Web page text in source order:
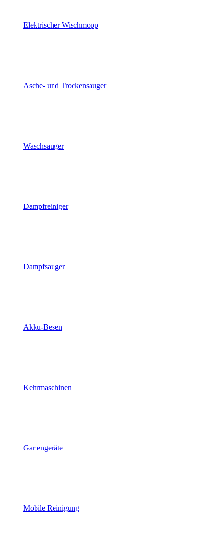
Elektrischer Wischmopp
Asche- und Trockensauger
Waschsauger
Dampfreiniger
Dampfsauger
Akku-Besen
Kehrmaschinen
Gartengeräte
Mobile Reinigung